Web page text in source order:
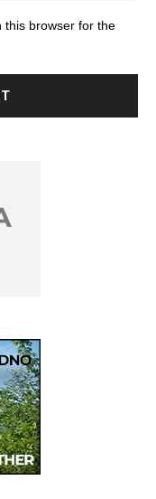
this browser for the